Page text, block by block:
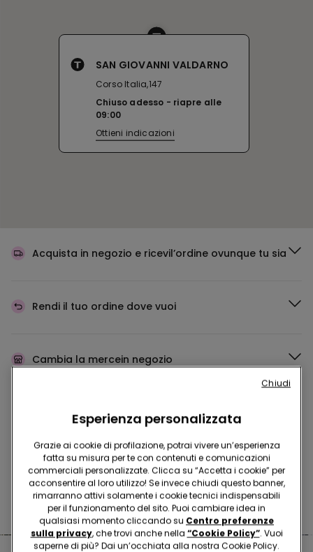
SAN GIOVANNI VALDARNO
Corso Italia,147
Chiuso adesso
riapre alle
09:00
Ottieni indicazioni
Acquista in negozio e ricevil’ordine ovunque tu sia
Rendi il tuo ordine dove vuoi
Cambia la mercein negozio
Programma FedeltàTEZENIS TALENT
Hai domande sulle misure di sicurezza nei nostri store?
Leggi le nostre FAQ
Esperienza personalizzata
Grazie ai cookie di profilazione, potrai vivere un’esperienza
fatta su misura per te con contenuti e comunicazioni
commerciali personalizzate. Clicca su “Accetta i cookie” per
acconsentire al loro utilizzo! Se invece chiudi questo banner,
rimarranno attivi solamente i cookie tecnici indispensabili
per il funzionamento del sito. Puoi cambiare idea in
qualsiasi momento cliccando su Centro preferenze
sulla privacy, che trovi anche nella “Cookie Policy”. Vuoi
saperne di più? Dai un’occhiata alla nostra Cookie Policy.
Chiudi